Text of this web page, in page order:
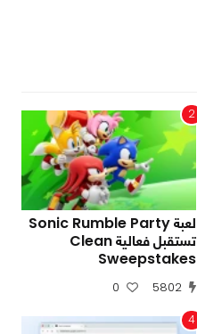
2
لعبة Sonic Rumble Party
تستقبل فعالية Clean
Sweepstakes
5802
0
4